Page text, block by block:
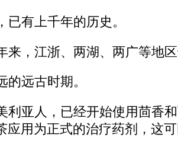
有上千年的历史。
，江浙、两湖、两广等地区
远古时期。
利亚人，已经开始使用茴香
应用为正式的治疗药剂，这